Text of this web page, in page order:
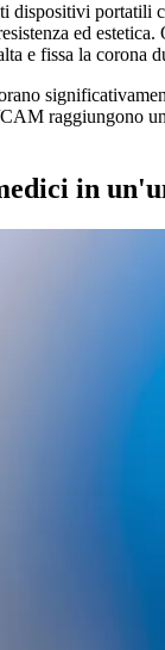
ed
e fissa la corona
raggiungono
in